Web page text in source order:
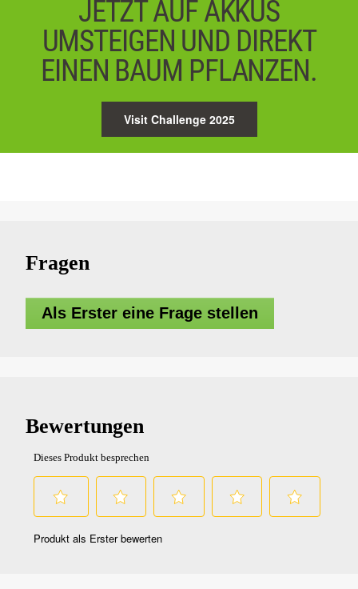
JETZT AUF AKKUS
UMSTEIGEN UND DIREKT
EINEN BAUM PFLANZEN.
Visit Challenge 2025
Fragen
Als Erster eine Frage stellen